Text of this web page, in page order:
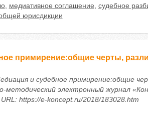
, медиативное соглашение судебное
юрисдикции
примирение:общие черты,
и судебное примирение:общие
методический электронный журнал
https://e-koncept.ru/2018/183028.htm